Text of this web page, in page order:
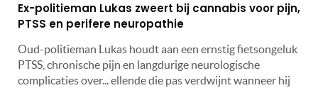
Ex-politieman Lukas zweert bij cannabis voor pijn,
PTSS en perifere neuropathie
Oud-politieman Lukas houdt aan een ernstig fietsongeluk
PTSS, chronische pijn en langdurige neurologische
complicaties over... ellende die pas verdwijnt wanneer hij